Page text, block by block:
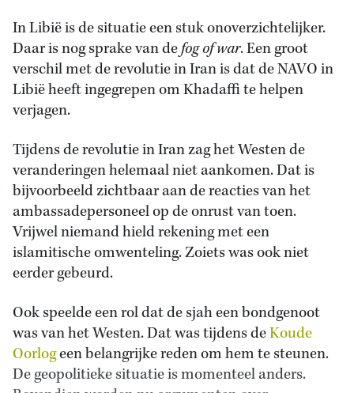
In Libië is de situatie een stuk onoverzichtelijker.
Daar is nog sprake van defog of war. Een groot
verschil met de revolutie in Iran is dat de NAVO in
Libië heeft ingegrepen om Khadaffi te helpen
verjagen.
Tijdens de revolutie in Iran zag het Westen de
veranderingen helemaal niet aankomen. Dat is
bijvoorbeeld zichtbaar aan de reacties van het
ambassadepersoneel op de onrust van toen.
Vrijwel niemand hield rekening met een
islamitische omwenteling. Zoiets was ook niet
eerder gebeurd.
Ook speelde een rol dat de sjah een bondgenoot
was van het Westen. Dat was tijdens deKoude
Oorlogeen belangrijke reden om hem te steunen.
De geopolitieke situatie is momenteel anders.